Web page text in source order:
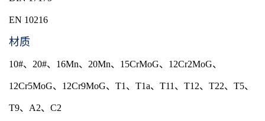
EN 10216
材质
10#、20#、16Mn、20Mn、15CrMoG、12Cr2MoG、
12Cr5MoG、12Cr9MoG、T1、T1a、T11、T12、T22、T5、
T9、A2、C2